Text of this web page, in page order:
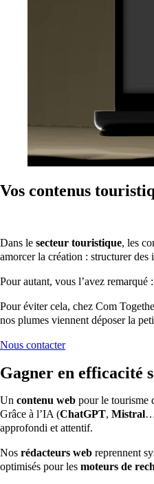
Vos contenus
Dans le secteur touristique, les
amorcer la création : structurer des
Pour autant, vous l’avez
Pour éviter cela, chez Com
nos plumes viennent déposer la
Nous contacter
Gagner en efficacité
Un contenu web pour le tourisme
Grâce à l’IA (ChatGPT, Mistral
approfondi et attentif.
Nos rédacteurs web reprennent
optimisés pour les moteurs de